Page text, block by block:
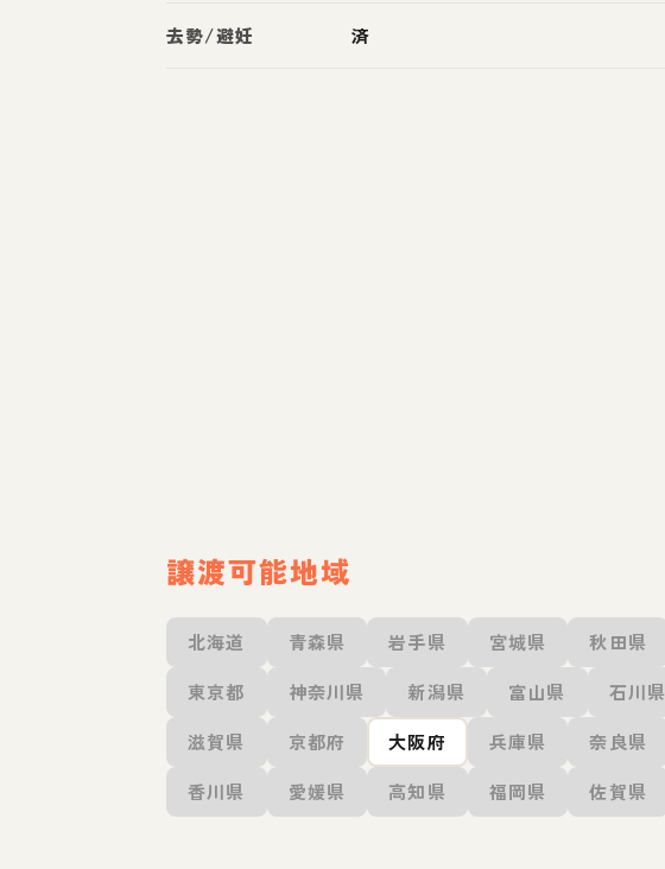
去勢/避妊 済
譲渡可能地域
北海道 青森県 岩手県 宮城県 秋田県
東京都
神奈川県 新潟県 富山県 石川県
滋賀県
京都府 大阪府 兵庫県 奈良県
香川県
愛媛県 高知県 福岡県 佐賀県